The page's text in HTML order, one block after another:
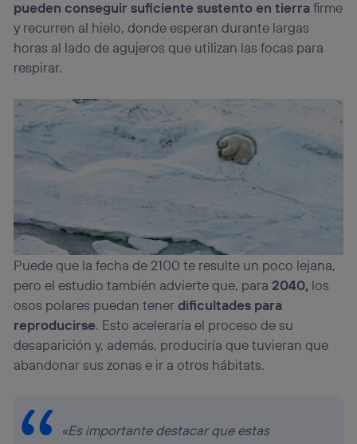
pueden conseguir suficiente sustento en tierrafirme
y recurren al hielo, donde esperan durante largas
horas al lado de agujeros que utilizan las focas para
respirar.
Puede que la fecha de 2100 te resulte un poco lejana,
pero el estudio también advierte que, para 2040, los
osos polares puedan tenerdificultades para
reproducirse. Esto aceleraría el proceso de su
desaparición y, además, produciría que tuvieran que
abandonar sus zonas e ir a otros hábitats.
«Es importante destacar que estas